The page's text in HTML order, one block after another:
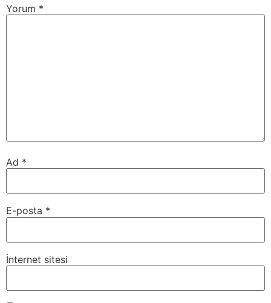
Yorum *
Ad *
E-posta *
İnternet sitesi